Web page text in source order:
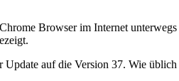
Browser im Internet
auf die Version 37. Wie